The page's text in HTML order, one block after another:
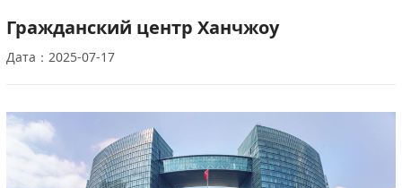
Гражданский центр Ханчжоу
Дата：2025-07-17